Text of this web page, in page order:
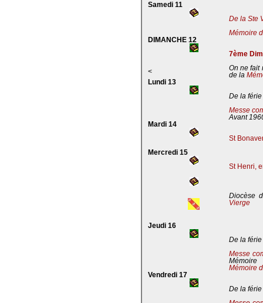
Samedi 11
De la Ste
Mémoire
DIMANCHE 12
7ème
<
On ne fait
de la
Lundi 13
De la férie
Messe
Avant
Mardi 14
St
Mercredi 15
St Henri,
Diocèse
Vierge
Jeudi 16
De la férie
Messe
Mémoire
Mémoire
Vendredi 17
De la férie